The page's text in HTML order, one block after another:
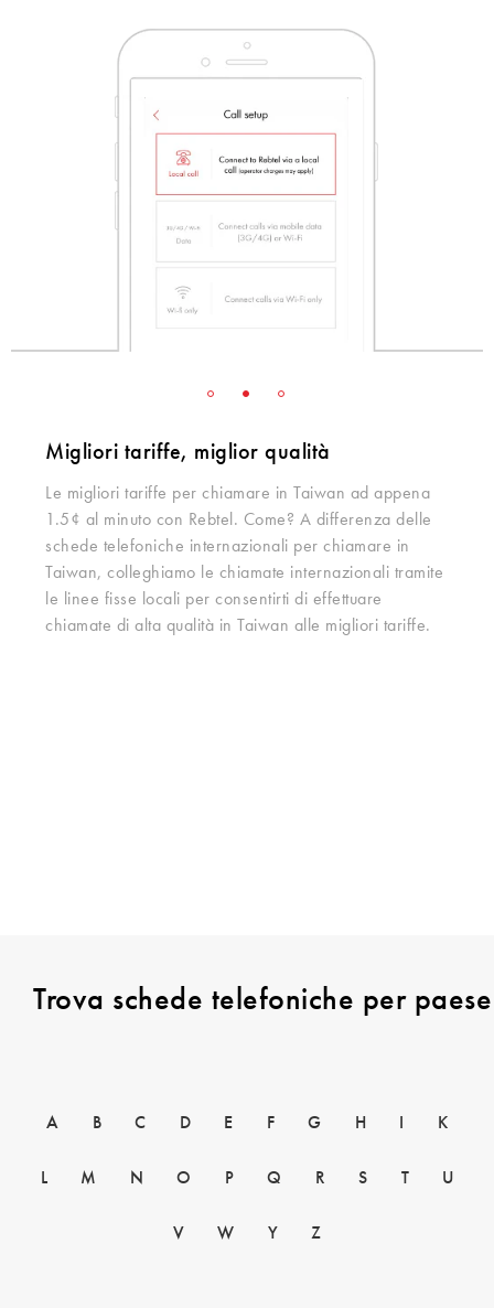
Migliori tariffe, miglior qualità
Le migliori tariffe per chiamare in Taiwan ad appena
1.5¢ al minuto con Rebtel. Come? A differenza delle
schede telefoniche internazionali per chiamare in
Taiwan, colleghiamo le chiamate internazionali tramite
le linee fisse locali per consentirti di effettuare
chiamate di alta qualità in Taiwan alle migliori tariffe.
Trova schede telefoniche per paese
A B C D E F G H K
L M N O P Q R S T U
V W Y Z